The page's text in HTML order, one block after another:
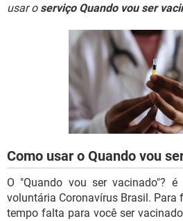
usar o serviço Quando vou ser
Como usar o Quando vou
O "Quando vou ser vacinado"?
voluntária Coronavírus Brasil. Para
tempo falta para você ser